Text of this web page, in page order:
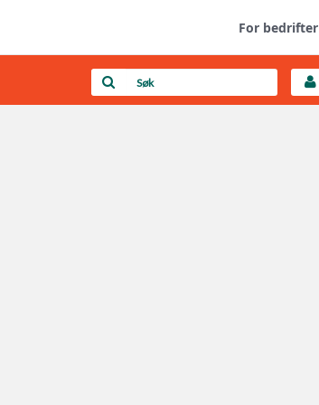
For bedrifter
Last opp selv